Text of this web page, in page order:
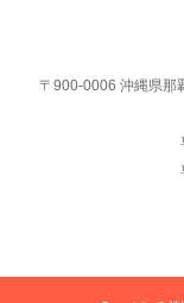
〒900-0006 沖縄県